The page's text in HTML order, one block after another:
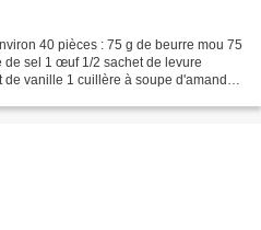
40 pièces : 75 g de beurre mou 75
de sel 1 œuf 1/2 sachet de levure
vanille 1 cuillère à soupe d'amande